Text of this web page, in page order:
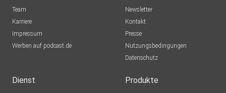
Team
Karriere
Impressum
Werben auf podcast.de
Newsletter
Kontakt
Presse
Nutzungsbedingungen
Datenschutz
Dienst Produkte